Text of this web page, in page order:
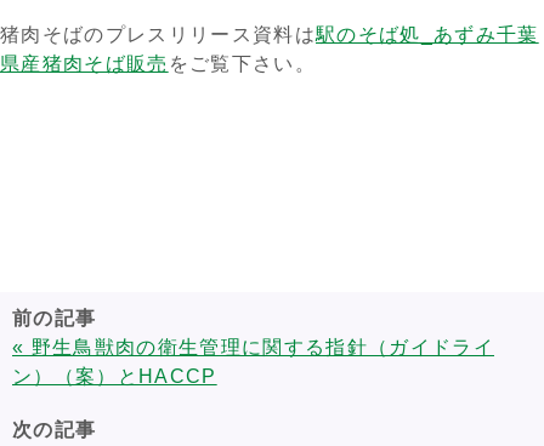
猪肉そばのプレスリリース資料は駅のそば処_あずみ千葉
県産猪肉そば販売 をご覧下さい。
前の記事
« 野生鳥獣肉の衛生管理に関する指針（ガイドライ
ン）（案）とHACCP
次の記事